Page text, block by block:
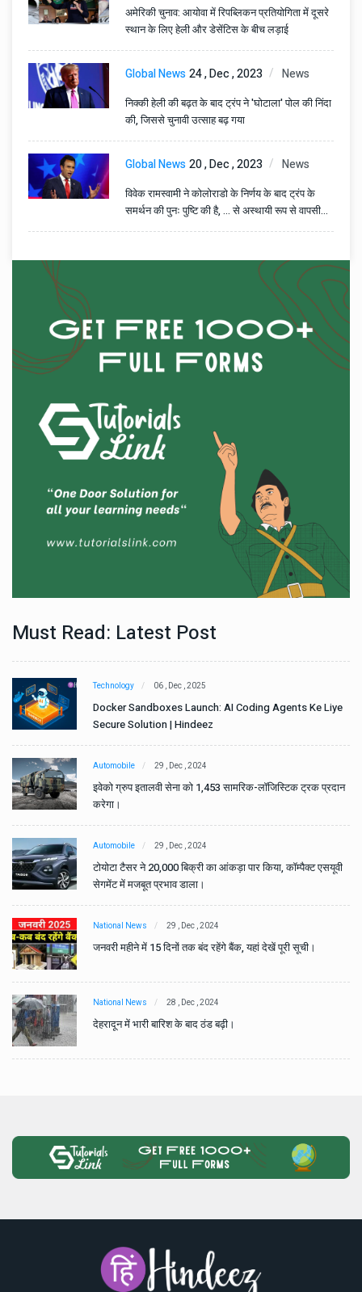
अमेरिकी चुनाव: आयोवा में रिपब्लिकन प्रतियोगिता में दूसरे
स्थान के लिए हेली और डेसेंटिस के बीच लड़ाई
Global News24 , Dec , 2023 News
निक्की हेली की बढ़त के बाद ट्रंप ने 'घोटाला' पोल की निंदा
की, जिससे चुनावी उत्साह बढ़ गया
Global News20 , Dec , 2023 News
विवेक रामस्वामी ने कोलोराडो के निर्णय के बाद ट्रंप के
समर्थन की पुनः पुष्टि की है, ... से अस्थायी रूप से वापसी
करने का व्रत करते हैं।
Must Read: Latest Post
Technology 06 , Dec , 2025
Docker Sandboxes Launch: AI Coding Agents Ke Liye
Secure Solution | Hindeez
Automobile 29 , Dec , 2024
इवेको ग्रुप इतालवी सेना को 1,453 सामरिक-लॉजिस्टिक ट्रक प्रदान
करेगा।
Automobile 29 , Dec , 2024
टोयोटा टैसर ने 20,000 बिक्री का आंकड़ा पार किया, कॉम्पैक्ट एसयूवी
सेगमेंट में मजबूत प्रभाव डाला।
National News 29 , Dec , 2024
जनवरी महीने में 15 दिनों तक बंद रहेंगे बैंक, यहां देखें पूरी सूची।
National News 28 , Dec , 2024
देहरादून में भारी बारिश के बाद ठंड बढ़ी।